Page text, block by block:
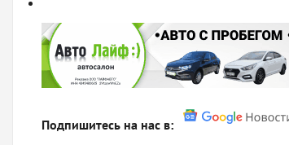
Подпишитесь на нас в: